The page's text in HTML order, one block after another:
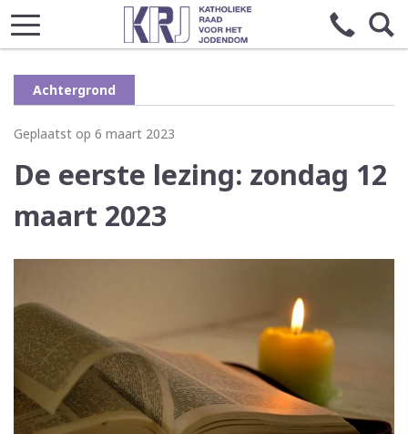
Achtergrond
Geplaatst op 6 maart 2023
De eerste lezing: zondag 12
maart 2023